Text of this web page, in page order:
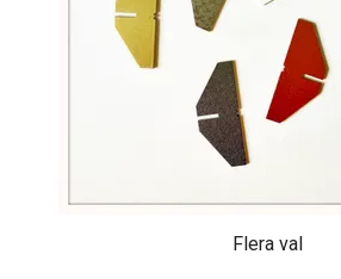
Flera val